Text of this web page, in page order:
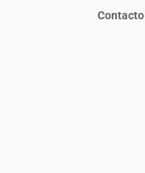
Contacto